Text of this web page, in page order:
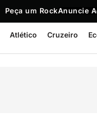
Peça um RockAnuncie
Atlético Cruzeiro